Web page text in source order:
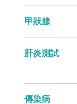
甲狀腺
肝炎測試
傳染病